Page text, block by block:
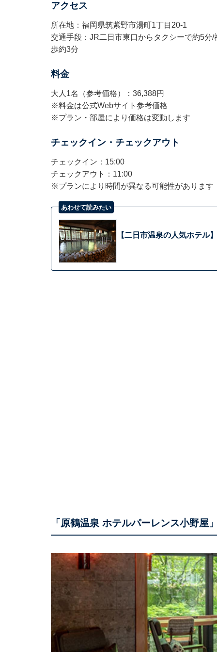
アクセス
所在地：福岡県筑紫野市湯町1丁目20-1
交通手段：JR二日市東口からタクシーで約5
歩約3分
料金
大人1名（参考価格）：36,388円
※料金は公式Webサイト参考価格
※プラン・部屋により価格は変動します
チェックイン・チェックアウト
チェックイン：15:00
チェックアウト：11:00
※プランにより時間が異なる可能性があります
あわせて読みたい
【二日市温泉の人気ホテル
「原鶴温泉 ホテルパーレンス小野屋